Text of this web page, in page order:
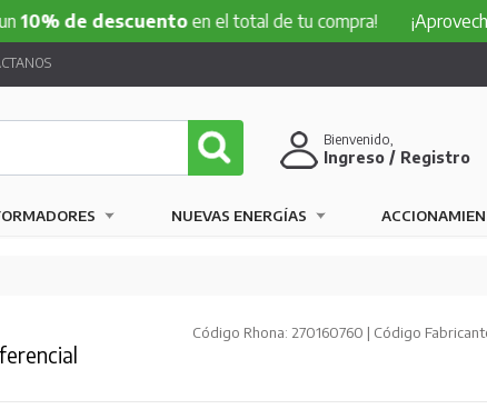
descuentoen el total de tu compra! ¡Aprovecha un
Bienvenido,
Ingreso / Registro
NUEVAS ENERGÍAS
Código Rhona: 270160760 | Código